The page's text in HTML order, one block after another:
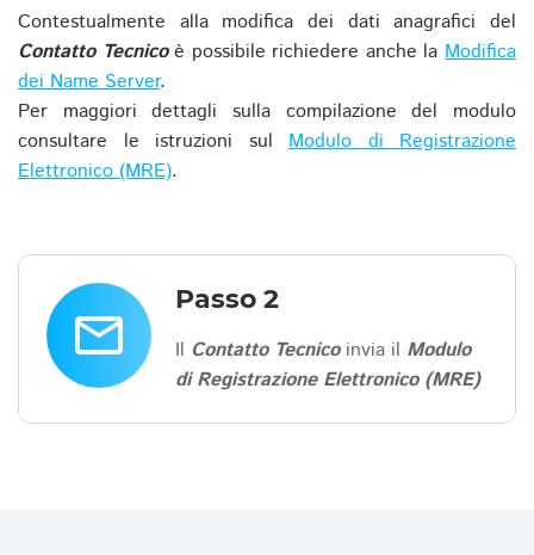
Contestualmente alla modifica dei dati anagrafici del
Contatto Tecnicoè possibile richiedere anche laModifica
dei Name Server.
Per maggiori dettagli sulla compilazione del modulo
consultare le istruzioni sul Modulo di Registrazione
Elettronico (MRE).
email
Passo 2
Il Contatto Tecnicoinvia il Modulo
di Registrazione Elettronico (MRE)